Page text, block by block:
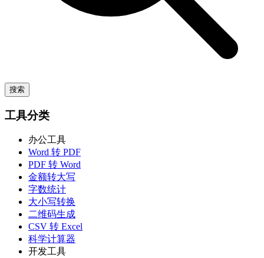
搜索
工具分类
办公工具
Word 转 PDF
PDF 转 Word
金额转大写
字数统计
大小写转换
二维码生成
CSV 转 Excel
科学计算器
开发工具